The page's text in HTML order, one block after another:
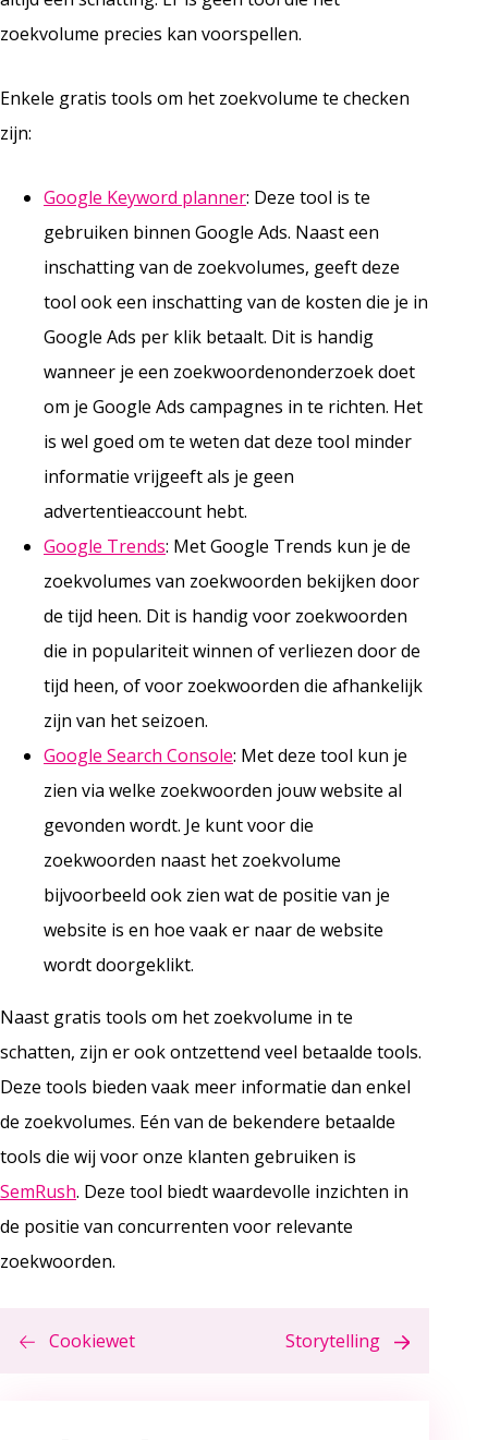
zoekvolume precies kan voorspellen.
Enkele gratis tools om het zoekvolume te checken
zijn:
Google Keyword planner: Deze tool is te
gebruiken binnen Google Ads. Naast een
inschatting van de zoekvolumes, geeft deze
tool ook een inschatting van de kosten die je in
Google Ads per klik betaalt. Dit is handig
wanneer je een zoekwoordenonderzoek doet
om je Google Ads campagnes in te richten. Het
is wel goed om te weten dat deze tool minder
informatie vrijgeeft als je geen
advertentieaccount hebt.
Google Trends: Met Google Trends kun je de
zoekvolumes van zoekwoorden bekijken door
de tijd heen. Dit is handig voor zoekwoorden
die in populariteit winnen of verliezen door de
tijd heen, of voor zoekwoorden die afhankelijk
zijn van het seizoen.
Google Search Console: Met deze tool kun je
zien via welke zoekwoorden jouw website al
gevonden wordt. Je kunt voor die
zoekwoorden naast het zoekvolume
bijvoorbeeld ook zien wat de positie van je
website is en hoe vaak er naar de website
wordt doorgeklikt.
Naast gratis tools om het zoekvolume in te
schatten, zijn er ook ontzettend veel betaalde tools.
Deze tools bieden vaak meer informatie dan enkel
de zoekvolumes. Eén van de bekendere betaalde
tools die wij voor onze klanten gebruiken is
SemRush. Deze tool biedt waardevolle inzichten in
de positie van concurrenten voor relevante
zoekwoorden.
Cookiewet Storytelling